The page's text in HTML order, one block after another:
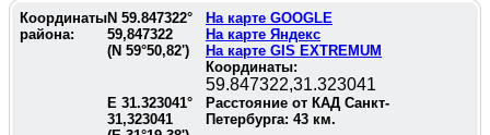
Координаты
района:
N 59.847322°
59,847322
(N 59°50,82')
На карте GOOGLE
На карте Яндекс
На карте GIS EXTREMUM
Координаты:
59.847322,31.323041
E 31.323041°
31,323041
Расстояние от КАД Санкт-
Петербурга: 43 км.